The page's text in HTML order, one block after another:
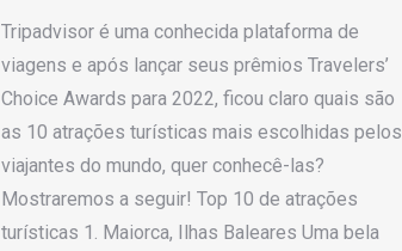
Tripadvisor é uma conhecida plataforma de
viagens e após lançar seus prêmios Travelers’
Choice Awards para 2022, ficou claro quais são
as 10 atrações turísticas mais escolhidas pelos
viajantes do mundo, quer conhecê-las?
Mostraremos a seguir! Top 10 de atrações
turísticas 1. Maiorca, Ilhas Baleares Uma bela